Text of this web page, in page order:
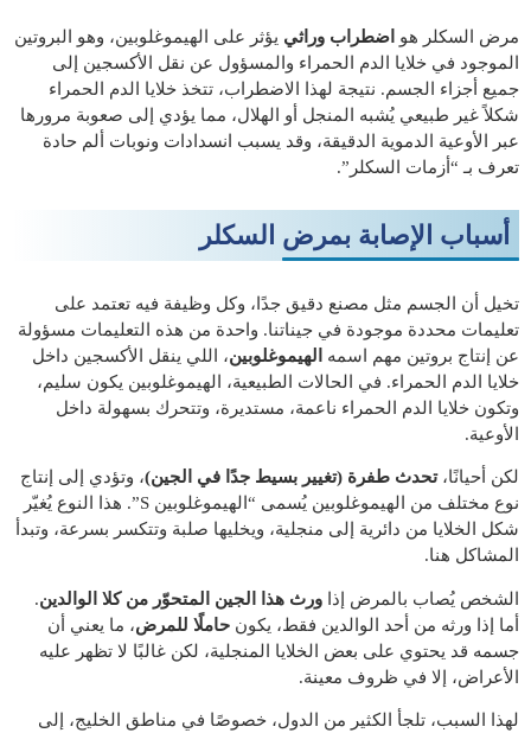
مرض السكلر هو اضطراب وراثي يؤثر على الهيموغلوبين، وهو البروتين
الموجود في خلايا الدم الحمراء والمسؤول عن نقل الأكسجين إلى
جميع أجزاء الجسم. نتيجة لهذا الاضطراب، تتخذ خلايا الدم الحمراء
شكلاً غير طبيعي يُشبه المنجل أو الهلال، مما يؤدي إلى صعوبة مرورها
عبر الأوعية الدموية الدقيقة، وقد يسبب انسدادات ونوبات ألم حادة
تعرف بـ “أزمات السكلر”.
أسباب الإصابة بمرض السكلر
تخيل أن الجسم مثل مصنع دقيق جدًا، وكل وظيفة فيه تعتمد على
تعليمات محددة موجودة في جيناتنا. واحدة من هذه التعليمات مسؤولة
عن إنتاج بروتين مهم اسمه
الهيموغلوبين، اللي ينقل الأكسجين داخل
خلايا الدم الحمراء. في الحالات الطبيعية، الهيموغلوبين يكون سليم،
وتكون خلايا الدم الحمراء ناعمة، مستديرة، وتتحرك بسهولة داخل
الأوعية.
لكن أحيانًا،تحدث طفرة (تغيير بسيط جدًا في الجين)، وتؤدي إلى إنتاج
نوع مختلف من الهيموغلوبين يُسمى “الهيموغلوبين S”. هذا النوع يُغيّر
شكل الخلايا من دائرية إلى منجلية، ويخليها صلبة وتتكسر بسرعة، وتبدأ
المشاكل هنا.
الشخص يُصاب بالمرض إذا ورث هذا الجين المتحوّر من كلا الوالدين.
أما إذا ورثه من أحد الوالدين فقط، يكون حاملًا للمرض، ما يعني أن
جسمه قد يحتوي على بعض الخلايا المنجلية، لكن غالبًا لا تظهر عليه
الأعراض، إلا في ظروف معينة.
لهذا السبب، تلجأ الكثير من الدول، خصوصًا في مناطق الخليج، إلى